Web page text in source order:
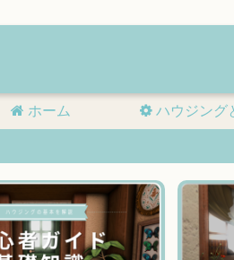
ホーム ハウジング